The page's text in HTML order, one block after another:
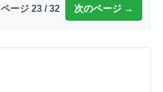
ページ 23 / 32 次のページ →